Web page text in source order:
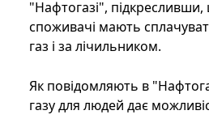
"Нафтогазі",
споживачі мають
газ і за лічильником.
Як повідомляють в
газу для людей дає